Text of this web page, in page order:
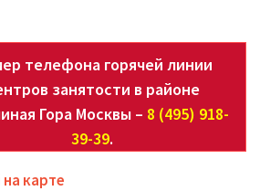
телефона горячей линии
занятости в районе
Гора Москвы – 8 (495) 918-
39-39.
карте